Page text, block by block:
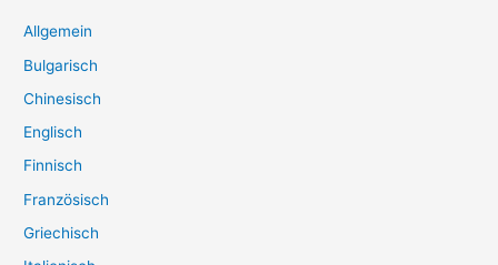
Allgemein
Bulgarisch
Chinesisch
Englisch
Finnisch
Französisch
Griechisch